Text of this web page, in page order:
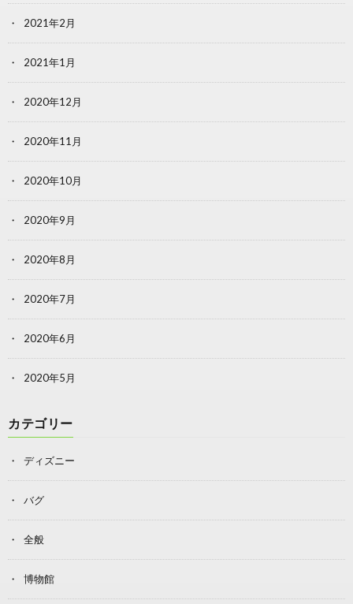
2021年2月
2021年1月
2020年12月
2020年11月
2020年10月
2020年9月
2020年8月
2020年7月
2020年6月
2020年5月
カテゴリー
ディズニー
バグ
全般
博物館